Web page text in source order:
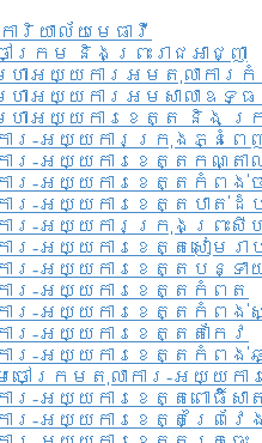
រិយាល័យ​មេធាវី​
ក្រម និងព្រះរាជអាជ្ញា
ហាអយ្យការអមតុលាការ
ហាអយ្យការអមសាលាឧទ្
ហាអយ្យការខេត្ត និង ក្
ារ-អយ្យការក្រុងភ្នំពេ
ារ-អយ្យការខេត្តកណ្តា
ារ-អយ្យការខេត្តកំពង់ច
ារ-អយ្យការខេត្តបាត់ដំ
ារ-អយ្យការ​ក្រុងព្រះសី
រ-អយ្យការខេត្តសៀមរា
ារ-អយ្យការខេត្តបន្ទា
ារ-អយ្យការខេត្តកំពត
ារ-អយ្យការខេត្តកំពង់
រ-អយ្យការខេត្តតាកែវ
ារ-អយ្យការខេត្តកំពង់
ចៅក្រមតុលាការ-អយ្យក
រ-អយ្យការខេត្តពោធិ៍សា
រ-អយ្យការខេត្តព្រៃវែ